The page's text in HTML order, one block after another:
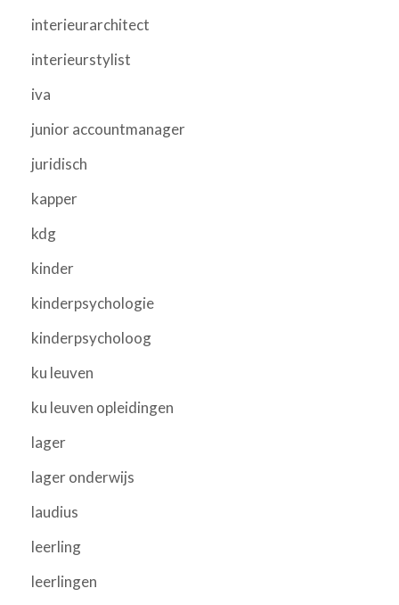
interieurarchitect
interieurstylist
iva
junior accountmanager
juridisch
kapper
kdg
kinder
kinderpsychologie
kinderpsycholoog
ku leuven
ku leuven opleidingen
lager
lager onderwijs
laudius
leerling
leerlingen